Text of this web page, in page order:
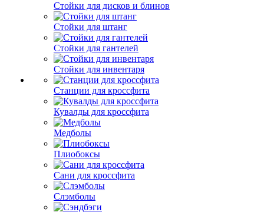
Стойки для дисков и блинов
Стойки для штанг
Стойки для гантелей
Стойки для инвентаря
Станции для кроссфита
Кувалды для кроссфита
Медболы
Плиобоксы
Сани для кроссфита
Слэмболы